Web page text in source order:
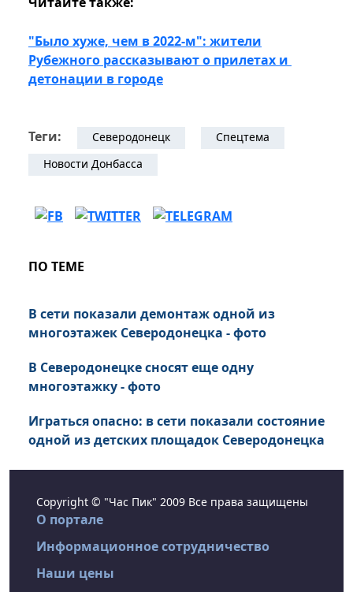
"Было хуже, чем в 2022-м": жители
Рубежного рассказывают о прилетах и ​​
детонации в городе
Теги: Северодонецк
Спецтема
Новости Донбасса
ПО ТЕМЕ
В сети показали демонтаж одной из
многоэтажек Северодонецка - фото
В Северодонецке сносят еще одну
многоэтажку - фото
Играться опасно: в сети показали состояние
одной из детских площадок Северодонецка
Copyright © "Час Пик" 2009 Все права защищены
О портале
Информационное сотрудничество
Наши цены